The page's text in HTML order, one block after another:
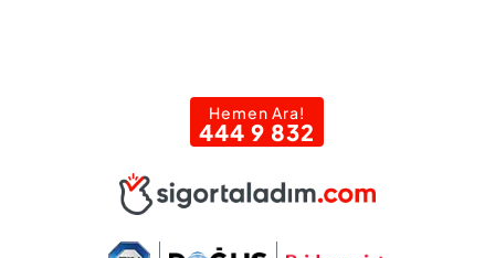
Hemen Ara!
444 9 832